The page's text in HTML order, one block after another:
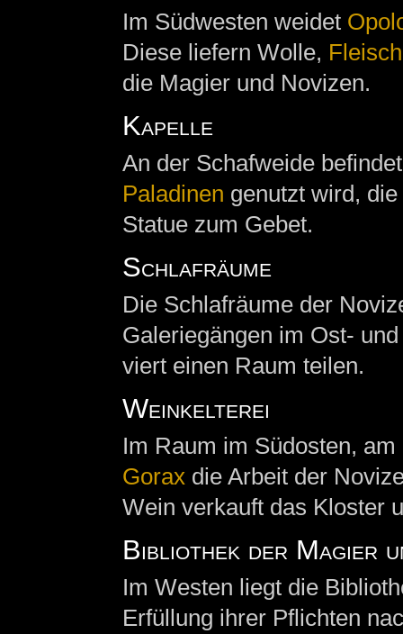
Im Südwesten weidet
Diese liefern Wolle, Fleisch
die Magier und Novizen.
Kapelle
An der Schafweide
Paladinen genutzt wird,
Statue zum Gebet.
Schlafräume
Die Schlafräume der
Galeriegängen im Ost-
viert einen Raum teilen.
Weinkelterei
Im Raum im Südosten,
Goraxdie Arbeit der
Wein verkauft das Kloster
Bibliothek der Magier
Im Westen liegt die
Erfüllung ihrer Pflichten